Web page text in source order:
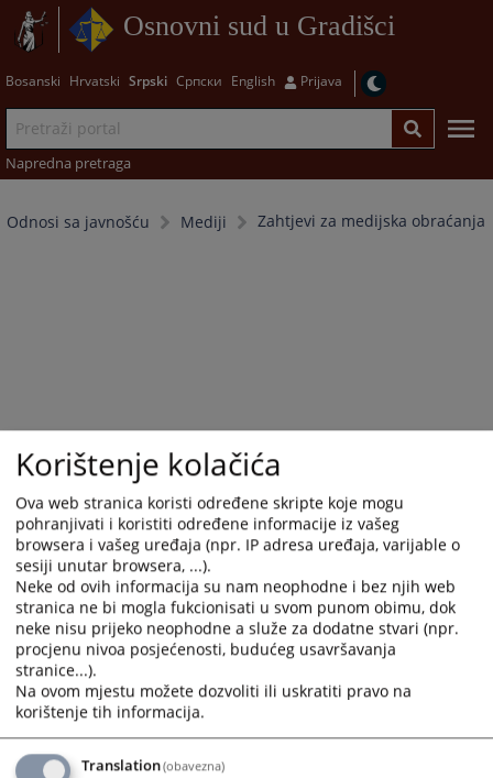
Osnovni sud u Gradišci
Bosanski Hrvatski Srpski Српски English Prijava
Napredna pretraga
Odnosi sa javnošću Mediji Zahtjevi za medijska obraćanja
Trenutno nema vijesti
Korištenje kolačića
Ova web stranica koristi određene skripte koje mogu
pohranjivati i koristiti određene informacije iz vašeg
browsera i vašeg uređaja (npr. IP adresa uređaja, varijable o
sesiji unutar browsera, ...).
Neke od ovih informacija su nam neophodne i bez njih web
stranica ne bi mogla fukcionisati u svom punom obimu, dok
neke nisu prijeko neophodne a služe za dodatne stvari (npr.
procjenu nivoa posjećenosti, budućeg usavršavanja
stranice...).
Na ovom mjestu možete dozvoliti ili uskratiti pravo na
korištenje tih informacija.
Translation(obavezna)